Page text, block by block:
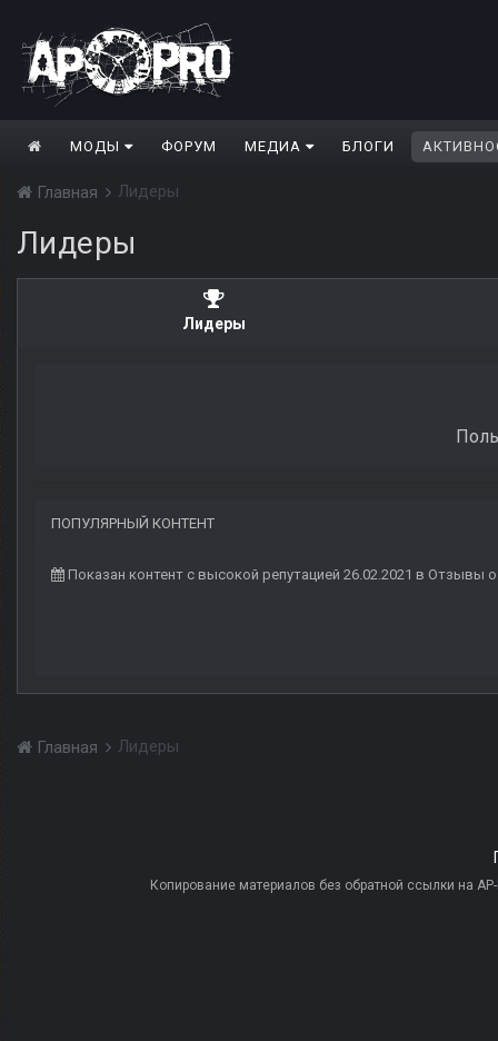
МОДЫ ФОРУМ МЕДИА БЛОГИ
Главная Лидеры
Лидеры
Лидеры
ПОПУЛЯРНЫЙ КОНТЕНТ
Показан контент с высокой репутацией 26.02.2021 в Отзывы
Главная Лидеры
Копирование материалов без обратной ссылки на